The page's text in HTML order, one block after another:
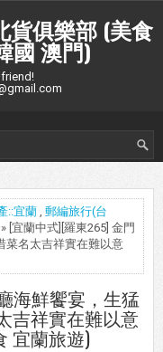
貨俱樂部 (美食
國 澳門)
::宜蘭, 郵編旅行(台
» [宜蘭中式][羅東265] 金門
菜名太吉祥實在難以意
海鮮饗宴，生猛
吉祥實在難以意
宜蘭旅遊)